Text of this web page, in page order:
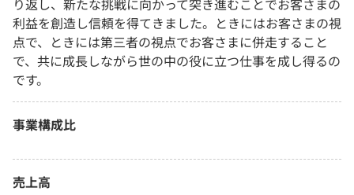
り返し、新たな挑戦に向かって突き進むことでお客さまの
利益を創造し信頼を得てきました。ときにはお客さまの視
点で、ときには第三者の視点でお客さまに併走すること
で、共に成長しながら世の中の役に立つ仕事を成し得るの
です。
事業構成比
売上高